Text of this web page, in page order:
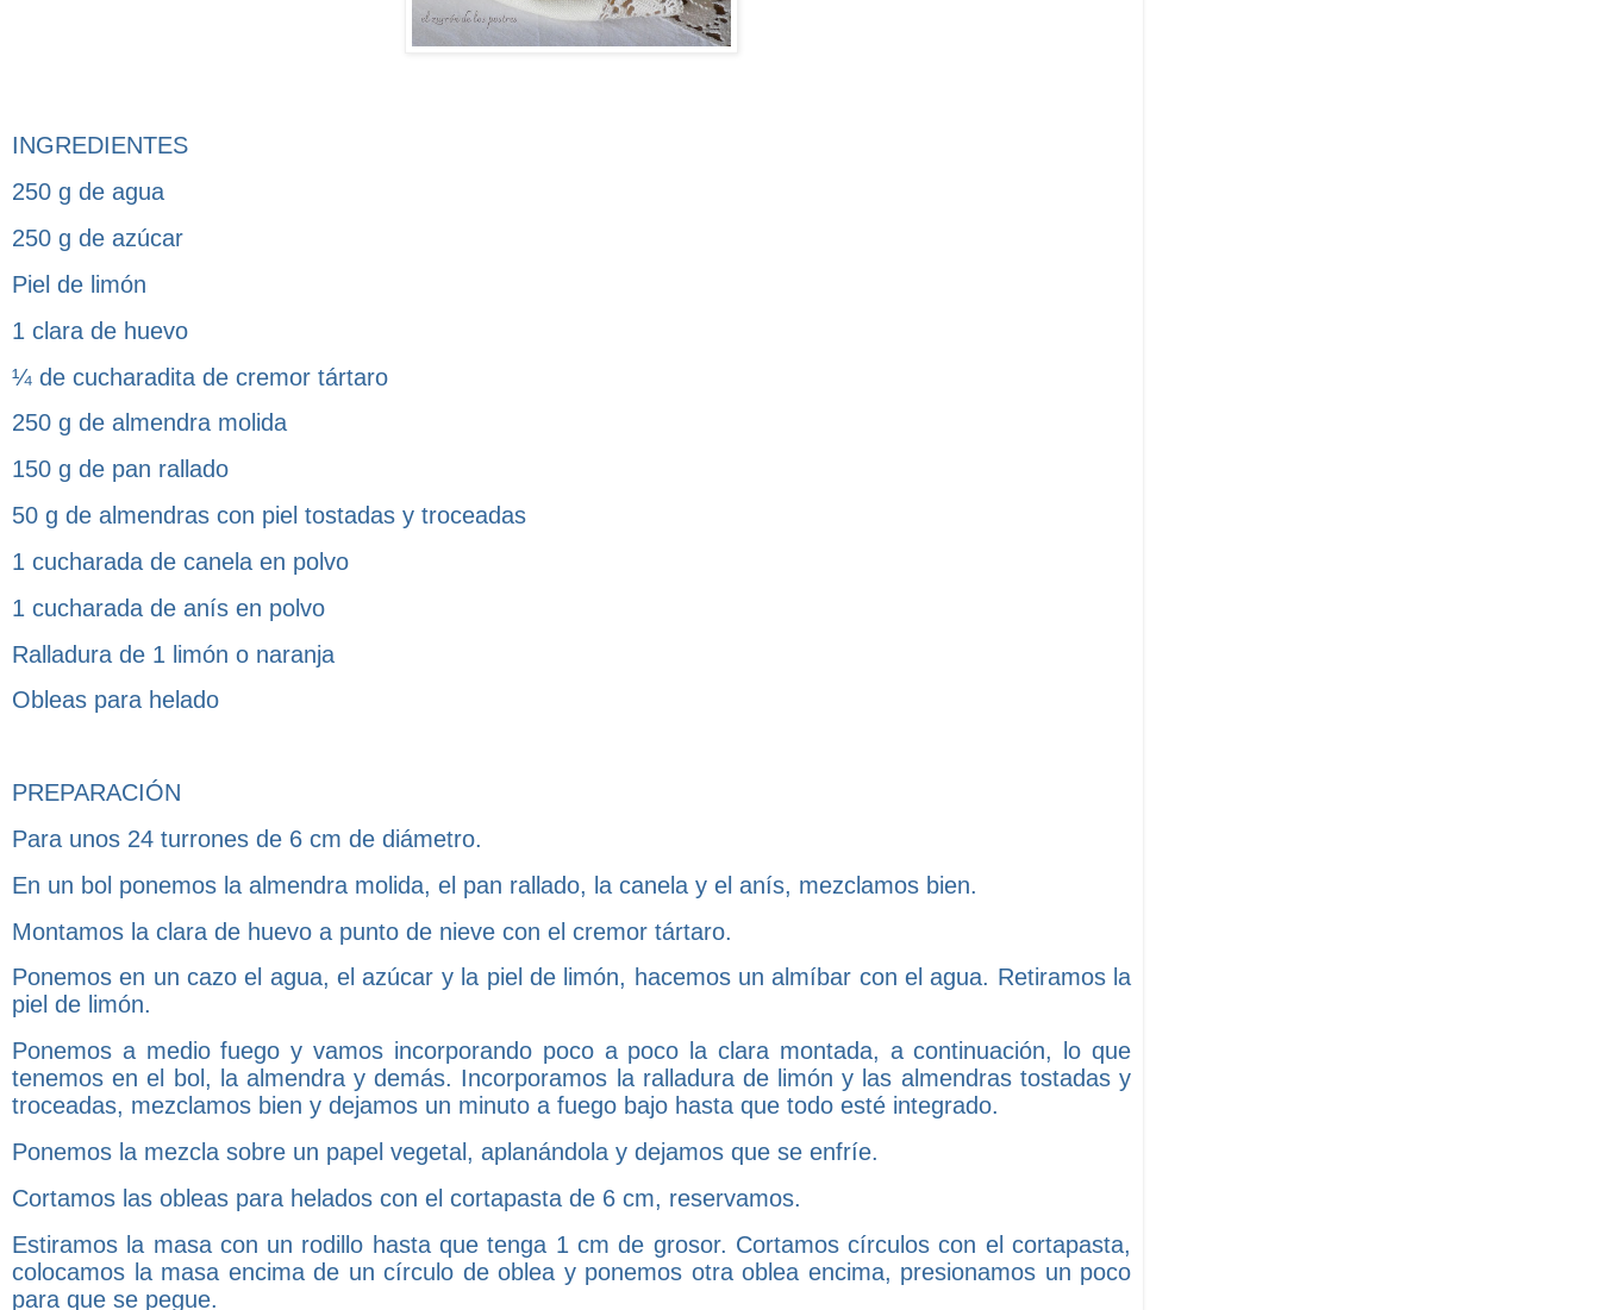
INGREDIENTES
250 g de agua
250 g de azúcar
Piel de limón
1 clara de huevo
¼ de cucharadita de cremor tártaro
250 g de almendra molida
150 g de pan rallado
50 g de almendras con piel tostadas y troceadas
1 cucharada de canela en polvo
1 cucharada de anís en polvo
Ralladura de 1 limón o naranja
Obleas para helado
PREPARACIÓN
Para unos 24 turrones de 6 cm de diámetro.
En un bol ponemos la almendra molida, el pan rallado, la canela y el anís, mezclamos bien.
Montamos la clara de huevo a punto de nieve con el cremor tártaro.
Ponemos en un cazo el agua, el azúcar y la piel de limón, hacemos un almíbar con el agua. Retiramos la
piel de limón.
Ponemos a medio fuego y vamos incorporando poco a poco la clara montada, a continuación, lo que
tenemos en el bol, la almendra y demás. Incorporamos la ralladura de limón y las almendras tostadas y
troceadas, mezclamos bien y dejamos un minuto a fuego bajo hasta que todo esté integrado.
Ponemos la mezcla sobre un papel vegetal, aplanándola y dejamos que se enfríe.
Cortamos las obleas para helados con el cortapasta de 6 cm, reservamos.
Estiramos la masa con un rodillo hasta que tenga 1 cm de grosor. Cortamos círculos con el cortapasta,
colocamos la masa encima de un círculo de oblea y ponemos otra oblea encima, presionamos un poco
para que se pegue.